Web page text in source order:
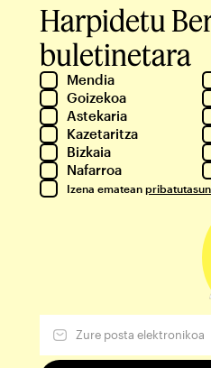
Harpidetu
buletinetara
Mendia
Goizekoa
Astekaria
Kazetaritza
Bizkaia
Nafarroa
Izena ematean